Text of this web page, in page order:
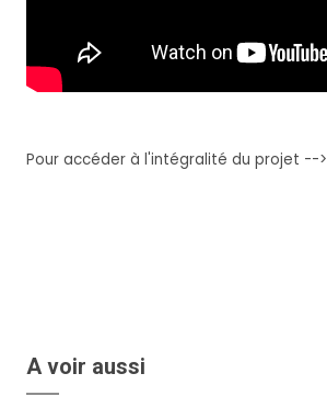
Pour accéder à l'intégralité du projet -->
A voir aussi